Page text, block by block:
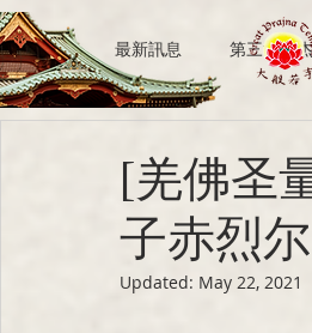
All Posts 最新訊息 第三世多
[羌佛圣
子赤烈
Updated: May 22, 2021